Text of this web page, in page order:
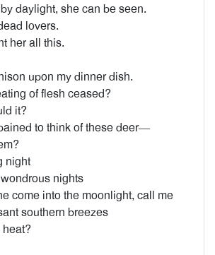
daylight, she can be seen.
lovers.
her all this.
upon my dinner dish.
of flesh ceased?
it?
to think of these deer—
night
nights
come into the moonlight, call me
southern breezes